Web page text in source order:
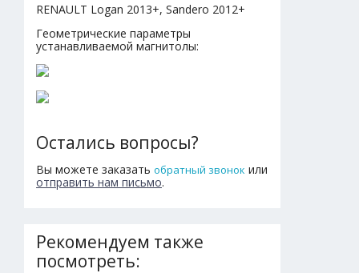
RENAULT Logan 2013+, Sandero 2012+
Геометрические параметры
устанавливаемой магнитолы:
Остались вопросы?
Вы можете заказать обратный звонок или
отправить нам письмо.
Рекомендуем также
посмотреть: